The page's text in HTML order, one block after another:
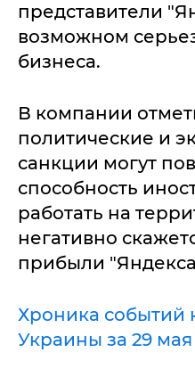
представители
возможном
бизнеса.
В компании
политические и
санкции могут
способность
работать на
негативно
прибыли
Хроника событий
Украины за 29 мая